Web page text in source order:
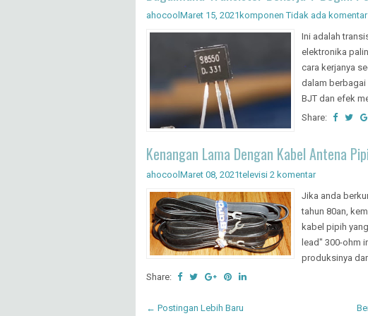
ahocool Maret 15, 2021 komponen Tidak ada komentar
Ini adalah
elektronika
cara kerjanya
dalam berbagai
BJT dan efek
Share:
Kenangan Lama Dengan Kabel Antena
ahocool Maret 08, 2021televisi 2 komentar
Jika anda
tahun 80an,
kabel pipih
lead" 300-ohm
produksinya
Share:
← Postingan Lebih Baru